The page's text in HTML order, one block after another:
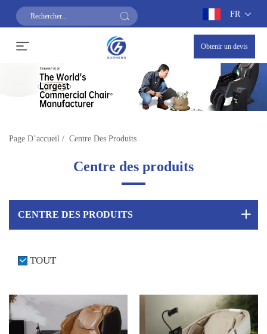
FR
Obtenir un devis
Page D’accueil / Centre Des Produits
Centre des produits
CENTRE DES PRODUITS
TOUT